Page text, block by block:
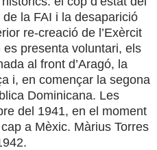
la FAI i la desaparició
re-creació de l’Exèrcit
presenta voluntari, els
al front d’Aragó, la
i, en començar la segona
Dominicana. Les
del 1941, en el moment
a Mèxic. Màrius Torres